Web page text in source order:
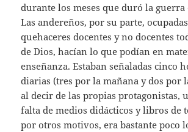
durante los meses que duró la guerra
Las andereños, por su parte,
quehaceres docentes y no docentes
de Dios, hacían lo que podían en
enseñanza. Estaban señaladas cinco
diarias (tres por la mañana y dos por
al decir de las propias protagonistas,
falta de medios didácticos y libros de
por otros motivos, era bastante poco